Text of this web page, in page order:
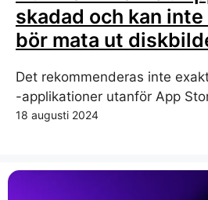
skadad och kan inte
bör mata ut
Det rekommenderas inte
-applikationer utanför App
18 augusti 2024